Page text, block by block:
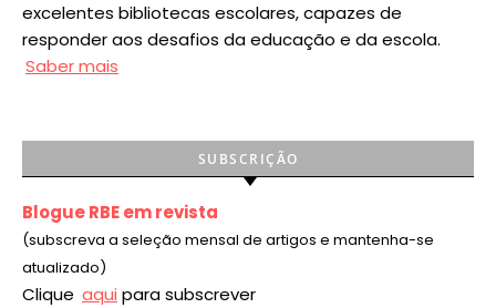
excelentes bibliotecas escolares, capazes de
responder aos desafios da educação e da escola.
Saber mais
SUBSCRIÇÃO
Blogue RBE em revista
(subscreva a seleção mensal de artigos e mantenha-se
atualizado)
Clique aqui para subscrever